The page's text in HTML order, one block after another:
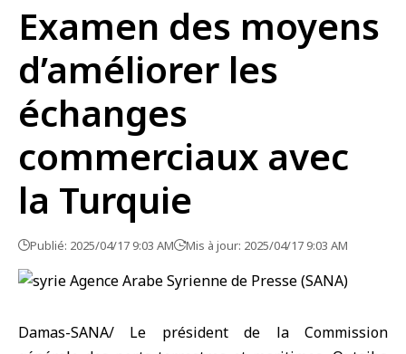
Examen des moyens
d’améliorer les
échanges
commerciaux avec
la Turquie
Publié: 2025/04/17 9:03 AM Mis à jour: 2025/04/17 9:03 AM
Damas-SANA/ Le président de la Commission